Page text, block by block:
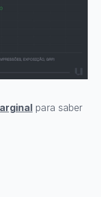
para saber